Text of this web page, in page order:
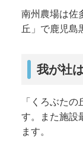
南州農場は佐
丘」で鹿児島
我が社
「くろぶた
す。また施設
ます。